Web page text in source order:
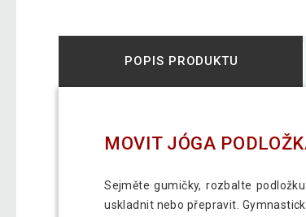
POPIS PRODUKTU
MOVIT JÓGA
Sejměte gumičky, rozbalte
uskladnit nebo přepravit.